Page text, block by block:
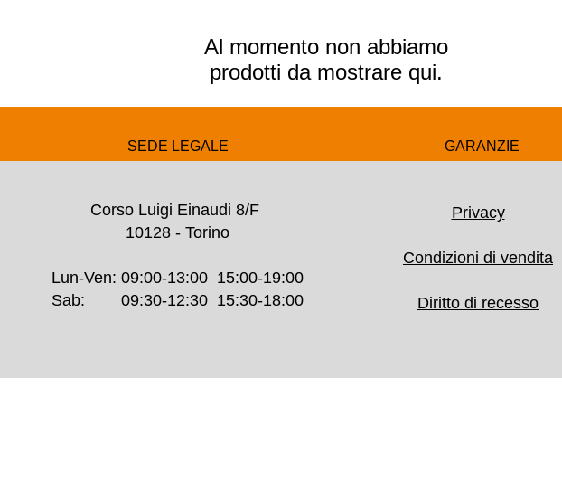
Al momento non abbiamo
prodotti da mostrare qui.
SEDE LEGALE GARANZIE
Corso Luigi Einaudi 8/F
10128 - Torino
Lun-Ven: 09:00-13:00 15:00-19:00
Sab: 09:30-12:30 15:30-18:00
Privacy
Condizioni di vendita
Diritto di recesso